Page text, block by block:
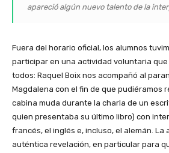
apareció algún nuevo talento de la
Fuera del horario oficial, los alumnos
participar en una actividad voluntaria
todos: Raquel Boix nos acompañó al
Magdalena con el fin de que pudiéramos
cabina muda durante la charla de un
quien presentaba su último libro) con
francés, el inglés e, incluso, el alemán. La
auténtica revelación, en particular para